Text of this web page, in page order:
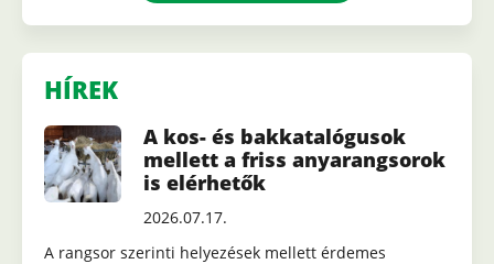
HÍREK
A kos- és bakkatalógusok
mellett a friss anyarangsorok
is elérhetők
2026.07.17.
A rangsor szerinti helyezések mellett érdemes